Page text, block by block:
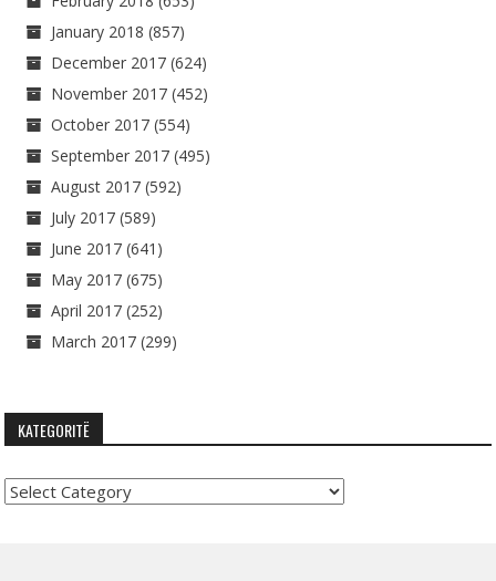
January 2018 (857)
December 2017 (624)
November 2017 (452)
October 2017 (554)
September 2017 (495)
August 2017 (592)
July 2017 (589)
June 2017 (641)
May 2017 (675)
April 2017 (252)
March 2017 (299)
KATEGORITË
Kategoritë